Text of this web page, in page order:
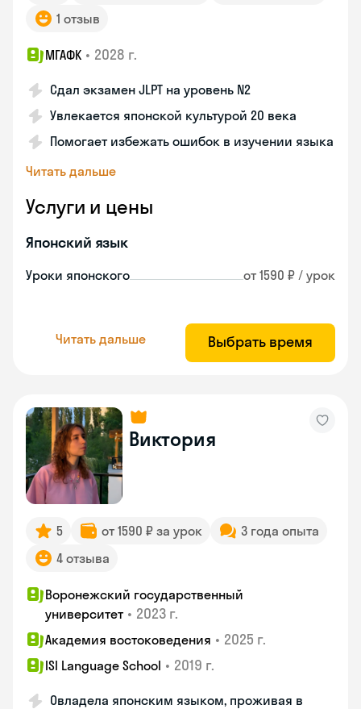
1 отзыв
МГАФК • 2028 г.
Сдал экзамен JLPT на уровень N2
Увлекается японской культурой 20 века
Помогает избежать ошибок в изучении языка
Читать дальше
Услуги и цены
Японский язык
Уроки японского от 1590 ₽ / урок
Читать дальше Выбрать время
Виктория
5 от 1590 ₽ за урок
3 года опыта
4 отзыва
Воронежский государственный
университет • 2023 г.
Академия востоковедения • 2025 г.
ISI Language School • 2019 г.
Овладела японским языком, проживая в